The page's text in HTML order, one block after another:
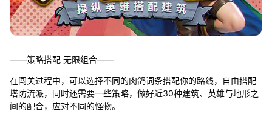
——策略搭配 无限组合——
在闯关过程中，可以选择不同的肉鸽词条搭配你的路线，自由搭配
塔防流派，同时还需要一些策略，做好近30种建筑、英雄与地形之
间的配合，应对不同的怪物。